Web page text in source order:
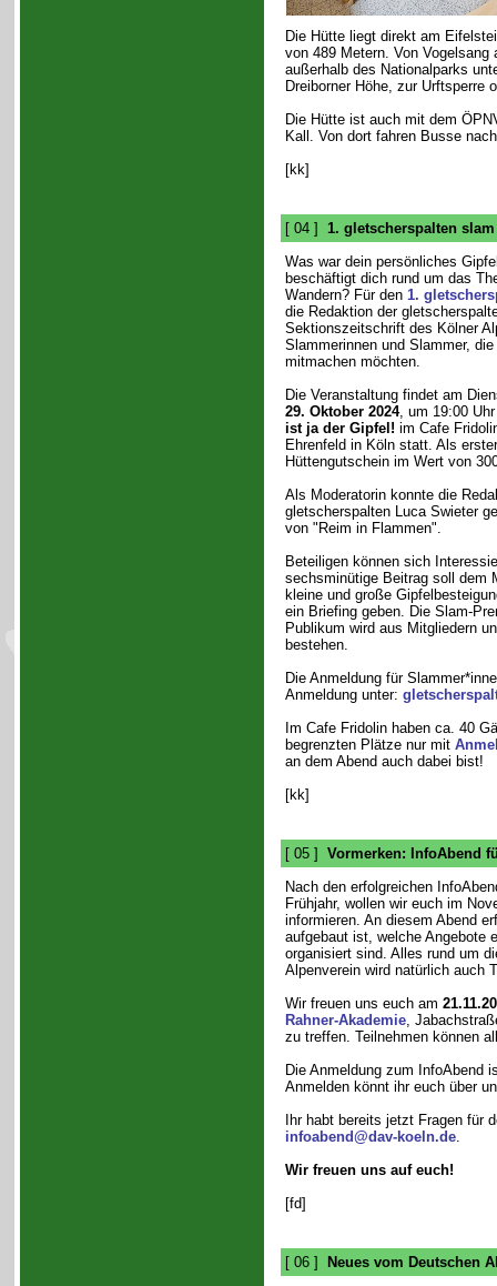
Die Hütte liegt direkt am
von 489 Metern. Von
außerhalb des Nationalparks
Dreiborner Höhe, zur Urftsperre
Die Hütte ist auch mit dem
Kall. Von dort fahren Busse
[kk]
[ 04 ] 1. gletscherspalten slam
Was war dein persönliches
beschäftigt dich rund um das
Wandern? Für den 1.
die Redaktion der
Sektionszeitschrift des Kölner
Slammerinnen und Slammer,
mitmachen möchten.
Die Veranstaltung findet am
29. Oktober 2024, um 19:00
ist ja der Gipfel! im Cafe
Ehrenfeld in Köln statt. Als
Hüttengutschein im Wert von
Als Moderatorin konnte die
gletscherspalten Luca Swieter
von "Reim in Flammen".
Beteiligen können sich
sechsminütige Beitrag soll dem
kleine und große
ein Briefing geben. Die Slam-
Publikum wird aus Mitgliedern
bestehen.
Die Anmeldung für
Anmeldung unter:
Im Cafe Fridolin haben ca. 40
begrenzten Plätze nur mit
an dem Abend auch dabei bist!
[kk]
[ 05 ] Vormerken: InfoAbend
Nach den erfolgreichen
Frühjahr, wollen wir euch im
informieren. An diesem Abend
aufgebaut ist, welche Angebote
organisiert sind. Alles rund um
Alpenverein wird natürlich auch
Wir freuen uns euch am
Rahner-Akademie,
zu treffen. Teilnehmen können
Die Anmeldung zum InfoAbend
Anmelden könnt ihr euch über
Ihr habt bereits jetzt Fragen für
infoabend@dav-koeln.de.
Wir freuen uns auf euch!
[fd]
[ 06 ]
Neues vom Deutschen